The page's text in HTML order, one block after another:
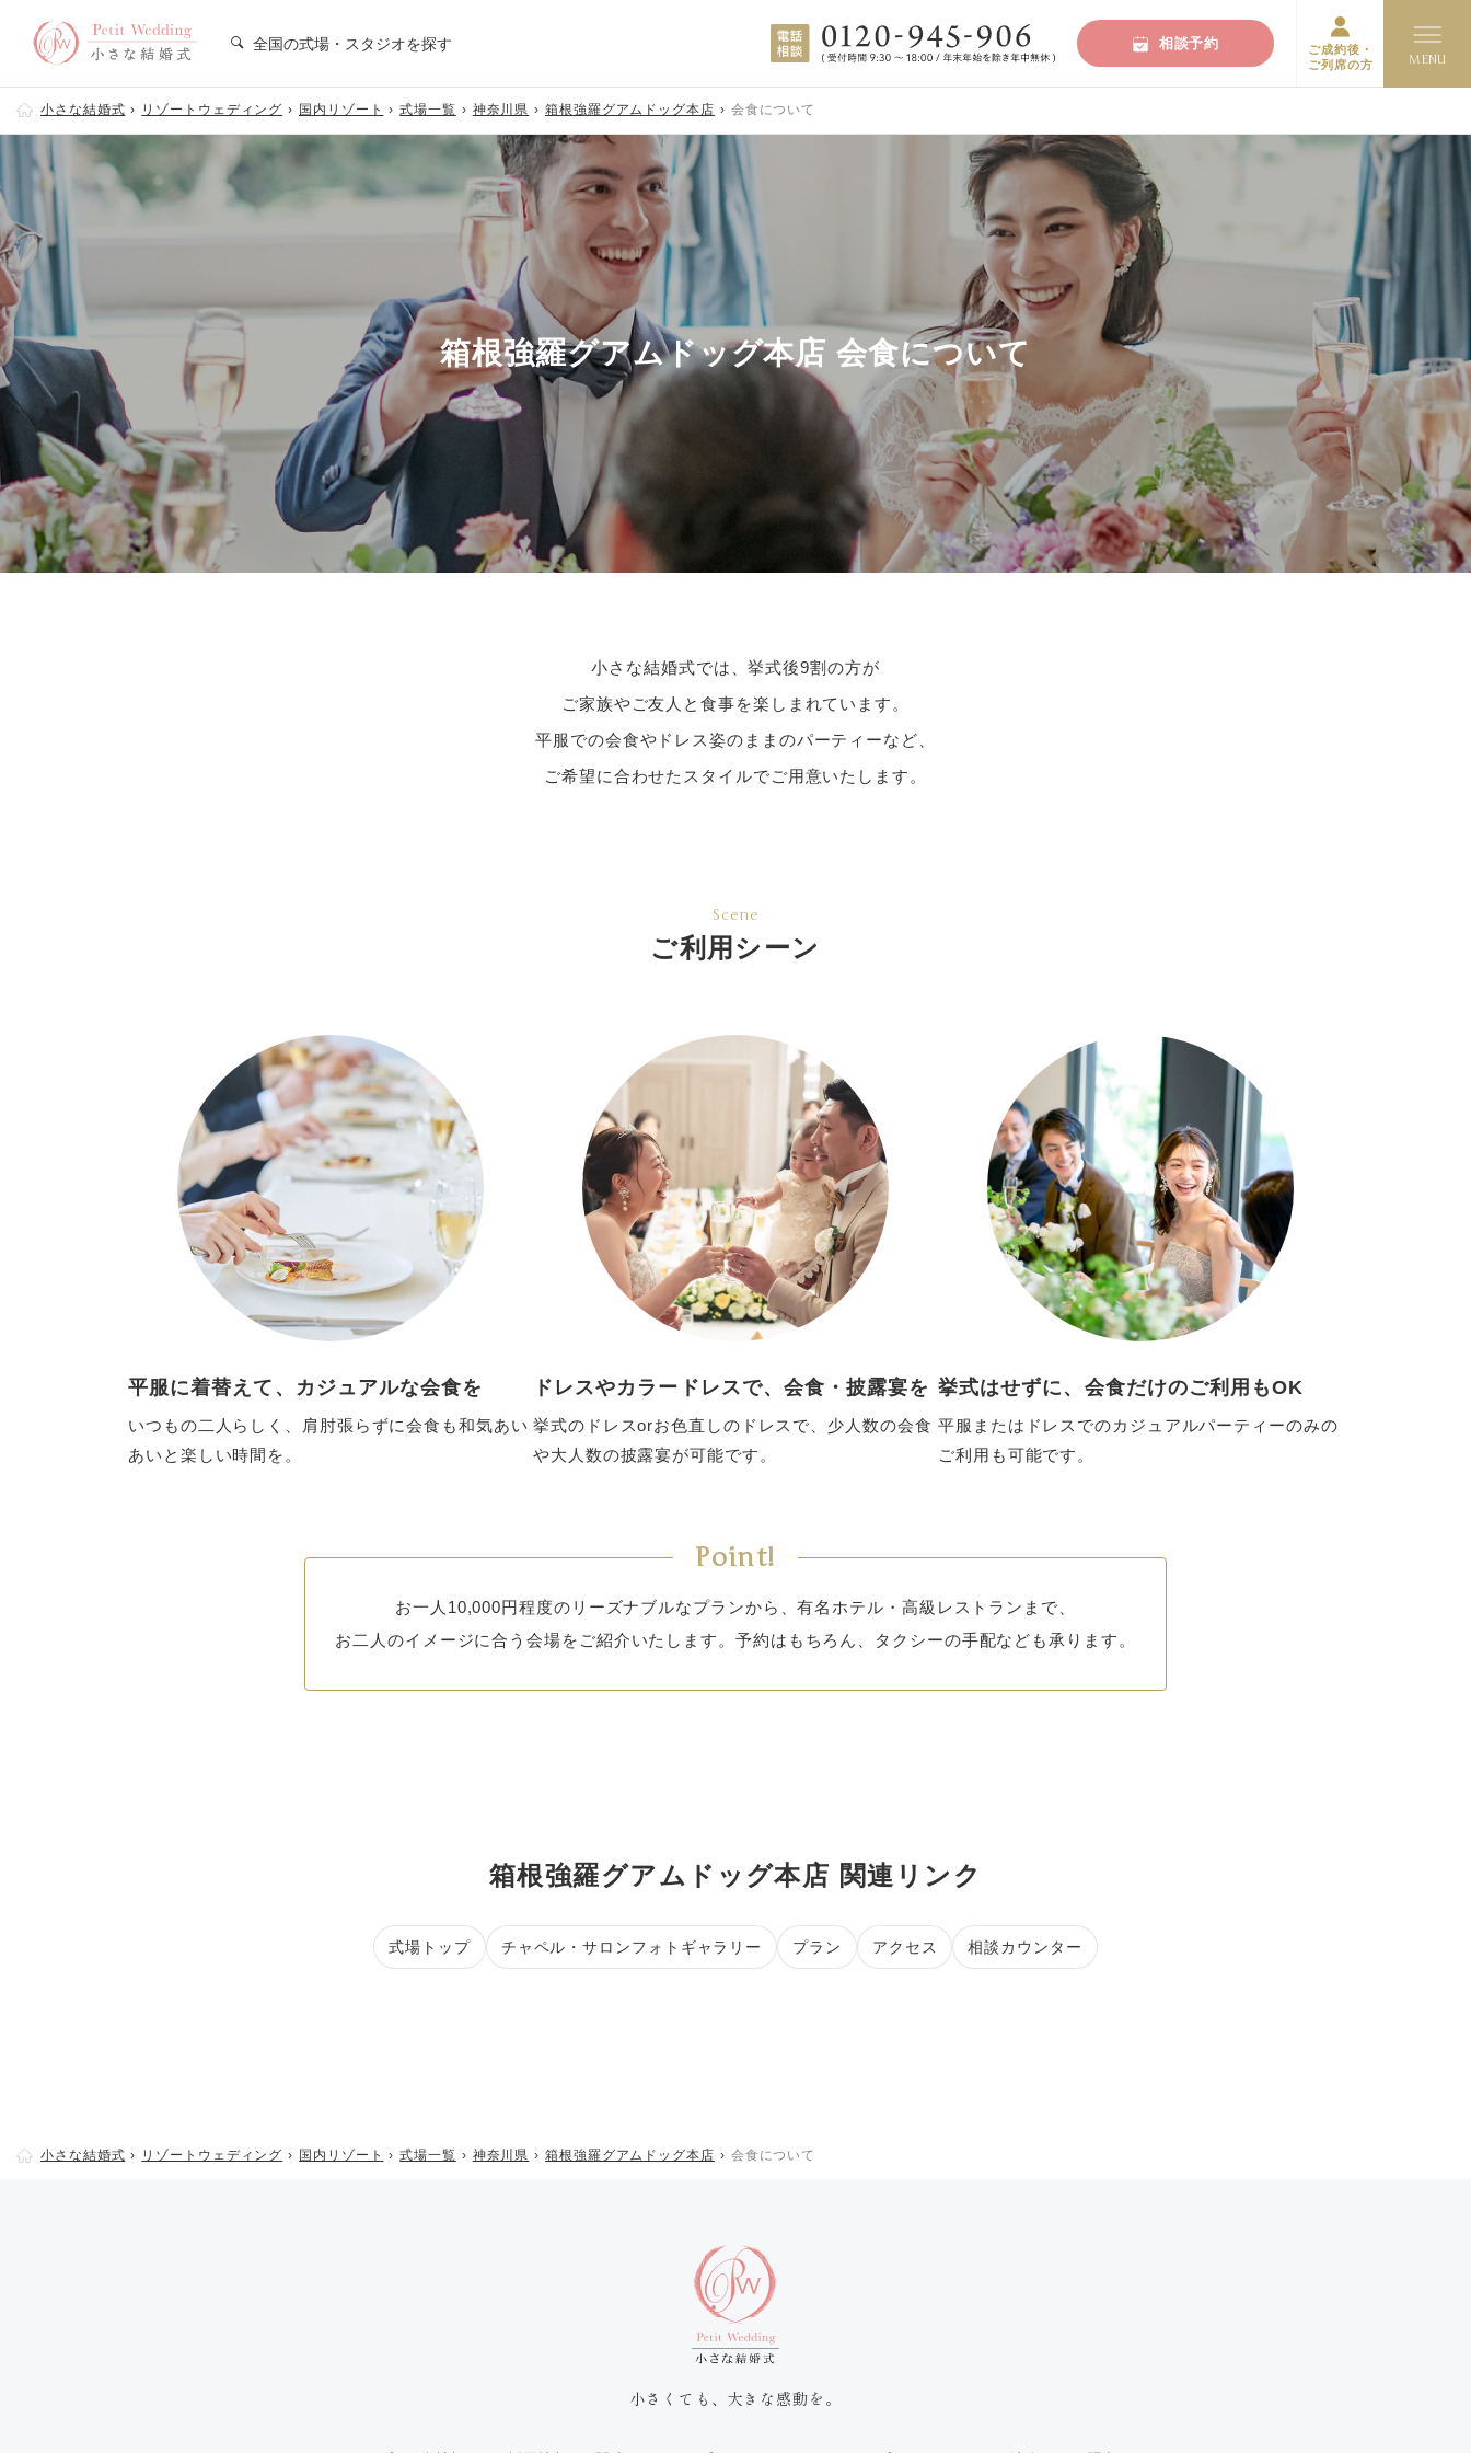
全国の式場・スタジオを探す 相談予約
ご成約後・
ご列席の方
小さな結婚式 リゾートウェディング 国内リゾート 式場一覧 神奈川県 箱根強羅グアムドッグ本店 会食について
箱根強羅グアムドッグ本店会食について
小さな結婚式では、挙式後9割の方が
ご家族やご友人と食事を楽しまれています。
平服での会食やドレス姿のままのパーティーなど、
ご希望に合わせたスタイルでご用意いたします。
Scene
ご利用シーン
平服に着替えて、カジュアルな会食を
いつもの二人らしく、肩肘張らずに会食も和気あい
あいと楽しい時間を。
ドレスやカラードレスで、会食・披露宴を
挙式のドレスorお色直しのドレスで、少人数の会食
や大人数の披露宴が可能です。
挙式はせずに、会食だけのご利用もOK
平服またはドレスでのカジュアルパーティーのみの
ご利用も可能です。
Point!
お一人10,000円程度のリーズナブルなプランから、有名ホテル・高級レストランまで、
お二人のイメージに合う会場をご紹介いたします。予約はもちろん、タクシーの手配なども承ります。
箱根強羅グアムドッグ本店 関連リンク
式場トップ チャペル・サロンフォトギャラリー プラン アクセス 相談カウンター
小さな結婚式 リゾートウェディング 国内リゾート 式場一覧 神奈川県 箱根強羅グアムドッグ本店 会食について
小さくても、大きな感動を。